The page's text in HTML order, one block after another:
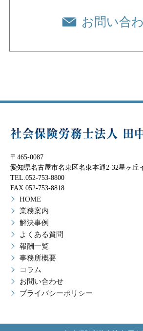
お問い合
〒465-0087
愛知県名古屋市名東区名東本通2-32星ヶ丘
TEL.052-753-8800
FAX.052-753-8818
HOME
業務案内
解決事例
よくある質問
報酬一覧
事務所概要
コラム
お問い合わせ
プライバシーポリシー